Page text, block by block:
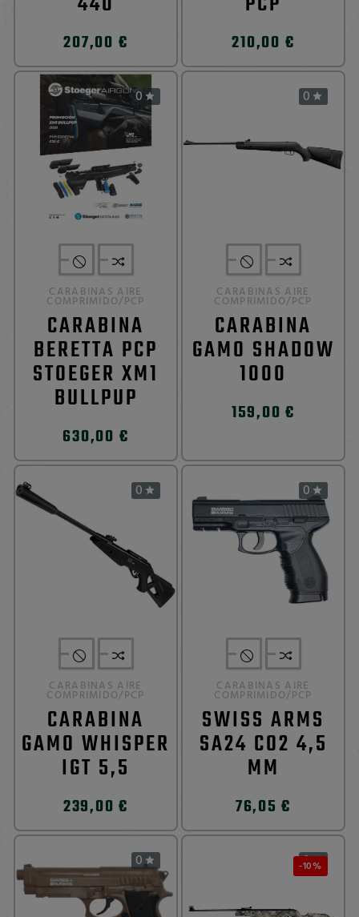
207,00 € 210,00 €
0 
CARABINAS AIRE
COMPRIMIDO/PCP
CARABINA
BERETTA PCP
STOEGER XM1
BULLPUP
630,00 €
0 
CARABINAS AIRE
COMPRIMIDO/PCP
CARABINA
GAMO SHADOW
1000
159,00 €
0 
CARABINAS AIRE
COMPRIMIDO/PCP
CARABINA
GAMO WHISPER
IGT 5,5
239,00 €
0 
CARABINAS AIRE
COMPRIMIDO/PCP
SWISS ARMS
SA24 CO2 4,5
MM
76,05 €
0  -10%
0 